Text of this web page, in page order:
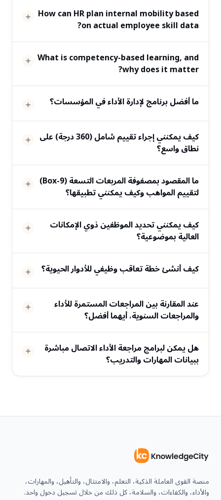
How can HR plan internal mobility based
on actual employee skill data?
What is competency-based learning, and
why does it matter?
ما أفضل برنامج لإدارة الأداء في المؤسسات؟
كيف يمكنني إجراء تقييم شامل (360 درجة) على
نطاق واسع؟
ما المقصود بمصفوفة المربعات التسعة (9-Box)
لتقييم المواهب وكيف يمكنني تطبيقها؟
كيف يمكنني تحديد الموظفين ذوي الإمكانات
العالية بموضوعية؟
كيف أنشئ خطة تعاقب وظيفي للأدوار الحيوية؟
عند المقارنة بين المراجعات المستمرة للأداء
والمراجعات السنوية، أيهما أفضل؟
هل يمكن لبرامج مراجعة الأداء الاتصال مباشرة
ببيانات المهارات والتدريب؟
منصة القوى العاملة الذكية، التعلم، والامتثال، والتأهيل، والمهارات،
والأداء، والكفاءات، والسلامة، كل ذلك من خلال تسجيل دخول واحد.